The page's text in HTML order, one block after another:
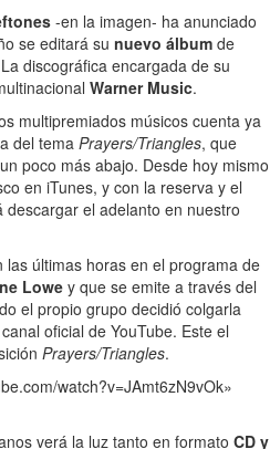
-en la imagen- ha anunciado
se editará su nuevo álbum de
discográfica encargada de su
Warner Music.
multipremiados músicos cuenta ya
del tema Prayers/Triangles, que
poco más abajo. Desde hoy mismo
en iTunes, y con la reserva y el
el adelanto en nuestro
últimas horas en el programa de
Lowe y que se emite a través del
el propio grupo decidió colgarla
oficial de YouTube. Este el
Prayers/Triangles.
watch?v=JAmt6zN9vOk»
verá la luz tanto en formato CD y